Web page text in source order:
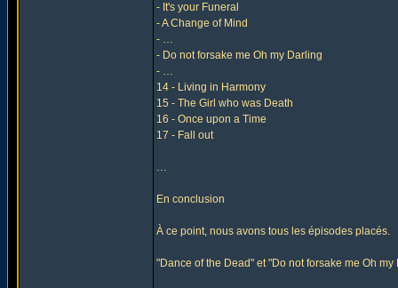
- It's your Funeral
- A Change of Mind
- …
- Do not forsake me Oh my Darling
- …
14 - Living in Harmony
15 - The Girl who was Death
16 - Once upon a Time
17 - Fall out
…
En conclusion
À ce point, nous avons tous les épisodes placés.
"Dance of the Dead" et "Do not forsake me Oh